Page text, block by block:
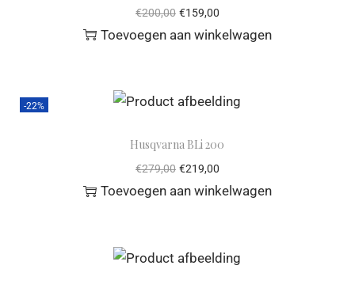
€200,00 €159,00
Toevoegen aan winkelwagen
-22%
Husqvarna BLi 200
€279,00 €219,00
Toevoegen aan winkelwagen